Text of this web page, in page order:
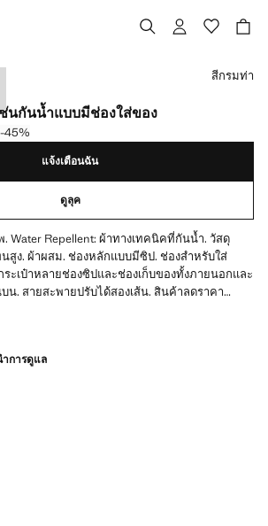
นกันน้ำแบบมีช่องใส่ของ
]
]
-45%
สีกรมท่า
แจ้งเตือนฉัน
ดูลุค
Water Repellent: ผ้าทางเทคนิคที่กันน้ำ. วัสดุ
ง. ผ้าผสม. ช่องหลักแบบมีซิป. ช่องสำหรับใส่
ะเป๋าหลายช่องซิปและช่องเก็บของทั้งภายนอกและ
น. สายสะพายปรับได้สองเส้น. สินค้าลดราคา
ลกชันของเสื้อผ้าที่ผลิตจากเส้นใยเทคนิค คอลเลก
อกันน้ำ โดยจัดเป็นสามหมวดหมู่หลัก: ปรับ
การดูแล